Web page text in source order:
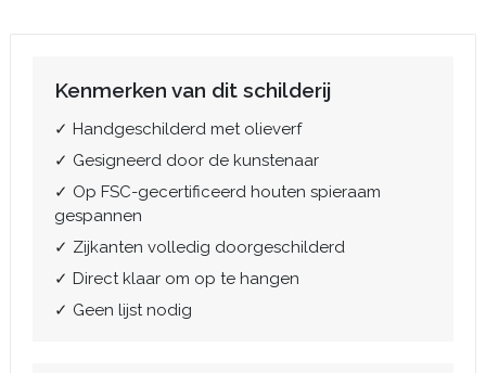
Kenmerken van dit schilderij
✓ Handgeschilderd met olieverf
✓ Gesigneerd door de kunstenaar
✓ Op FSC-gecertificeerd houten spieraam
gespannen
✓ Zijkanten volledig doorgeschilderd
✓ Direct klaar om op te hangen
✓ Geen lijst nodig